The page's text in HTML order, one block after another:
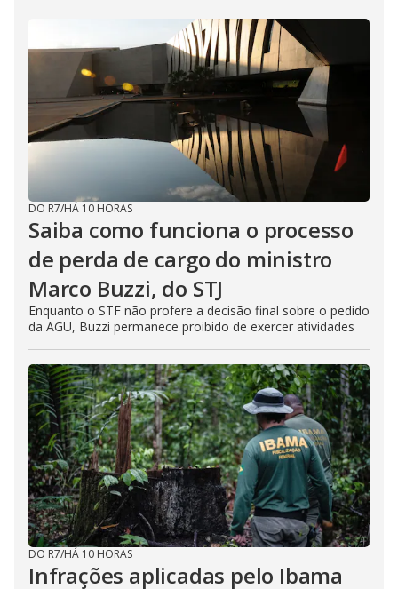
DO R7/HÁ 10 HORAS
Saiba como funciona o processo
de perda de cargo do ministro
Marco Buzzi, do STJ
Enquanto o STF não profere a decisão final sobre o pedido
da AGU, Buzzi permanece proibido de exercer atividades
DO R7/HÁ 10 HORAS
Infrações aplicadas pelo Ibama